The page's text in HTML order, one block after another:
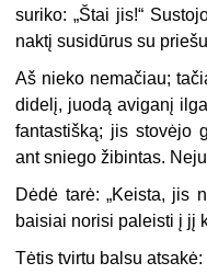
suriko: „Štai jis!“
naktį susidūrus su
Aš nieko nemačiau;
didelį, juodą aviganį
fantastišką; jis stovėjo
ant sniego žibintas.
Dėdė tarė: „Keista, jis
baisiai norisi paleisti į jį
Tėtis tvirtu balsu atsakė: